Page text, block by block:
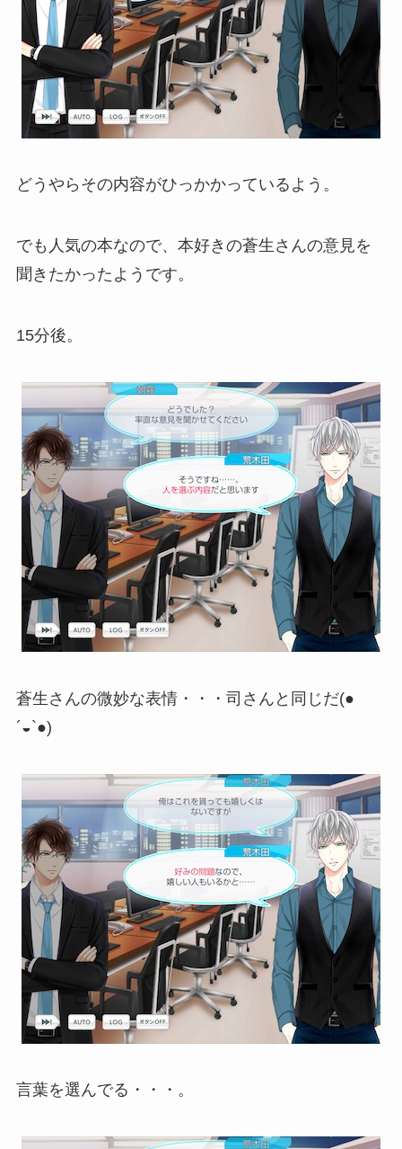
どうやらその内容がひっかかっているよう。
でも人気の本なので、本好きの蒼生さんの意見を
聞きたかったようです。
15分後。
蒼生さんの微妙な表情・・・司さんと同じだ(●
´◒`●)
言葉を選んでる・・・。